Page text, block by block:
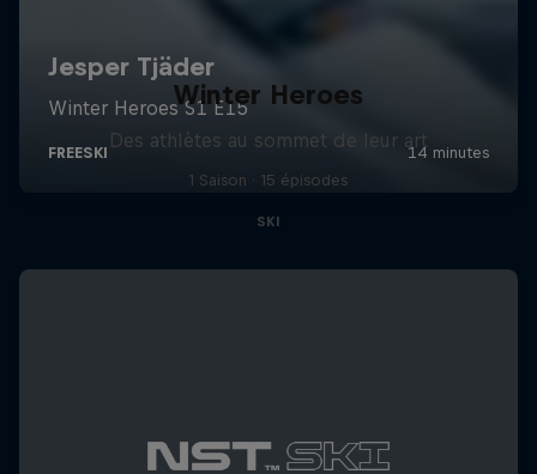
Winter Heroes
Des athlètes au sommet de leur art
1 Saison · 15 épisodes
SKI